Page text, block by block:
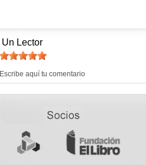
Un Lector
Escribe aquí tu comentario